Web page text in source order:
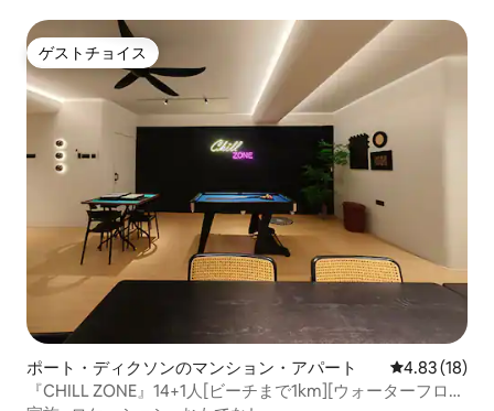
ゲストチョイス
ゲストチョイス
ポート・ディクソンのマンション・アパート レビュー18
4.83 (18)
『CHILL ZONE』14+1人[ビーチまで1km][ウォーターフロン